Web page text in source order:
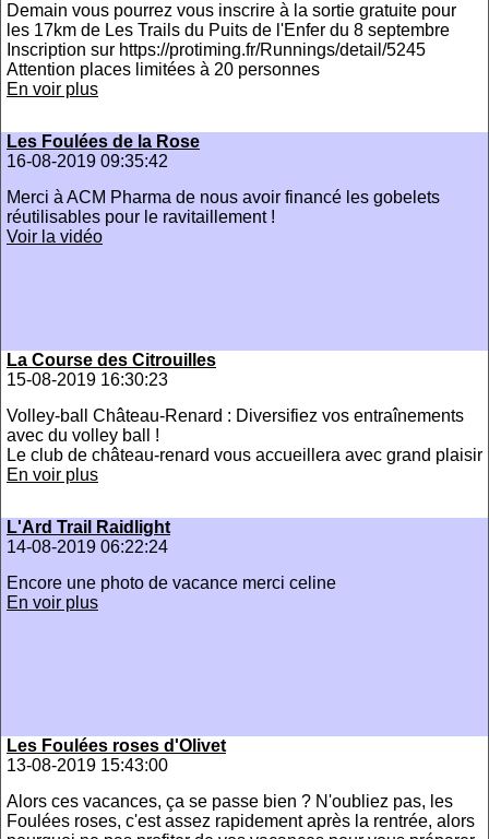
Demain vous pourrez vous inscrire à la sortie gratuite pour
les 17km de Les Trails du Puits de l'Enfer du 8 septembre
Inscription sur https://protiming.fr/Runnings/detail/5245
Attention places limitées à 20 personnes
En voir plus
Les Foulées de la Rose
16-08-2019 09:35:42
Merci à ACM Pharma de nous avoir financé les gobelets
réutilisables pour le ravitaillement !
Voir la vidéo
La Course des Citrouilles
15-08-2019 16:30:23
Volley-ball Château-Renard : Diversifiez vos entraînements
avec du volley ball !
Le club de château-renard vous accueillera avec grand plaisir
En voir plus
L'Ard Trail Raidlight
14-08-2019 06:22:24
Encore une photo de vacance merci celine
En voir plus
Les Foulées roses d'Olivet
13-08-2019 15:43:00
Alors ces vacances, ça se passe bien ? N'oubliez pas, les
Foulées roses, c'est assez rapidement après la rentrée, alors